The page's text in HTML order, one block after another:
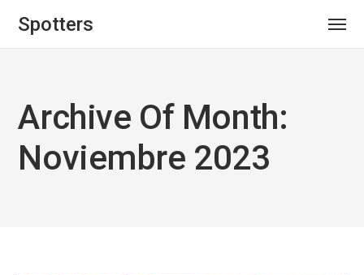
Spotters
Archive Of Month:
Noviembre 2023